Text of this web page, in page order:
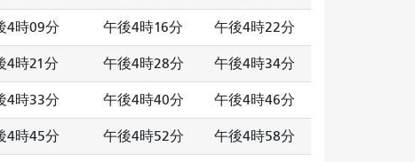
4時09分 午後4時16分 午後4時22分
4時21分 午後4時28分 午後4時34分
4時33分 午後4時40分 午後4時46分
4時45分 午後4時52分 午後4時58分